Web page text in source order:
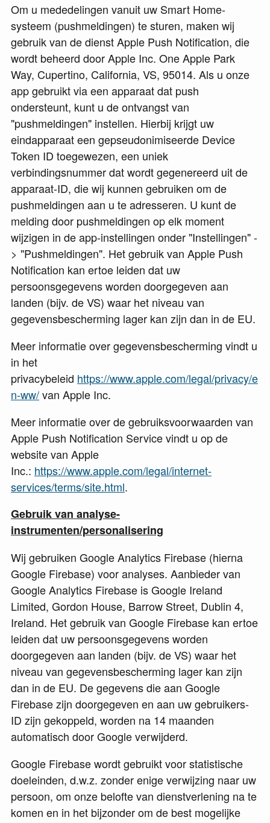
Om u mededelingen vanuit uw Smart Home-
systeem (pushmeldingen) te sturen, maken wij
gebruik van de dienst Apple Push Notification, die
wordt beheerd door Apple Inc. One Apple Park
Way, Cupertino, California, VS, 95014. Als u onze
app gebruikt via een apparaat dat push
ondersteunt, kunt u de ontvangst van
"pushmeldingen" instellen. Hierbij krijgt uw
eindapparaat een gepseudonimiseerde Device
Token ID toegewezen, een uniek
verbindingsnummer dat wordt gegenereerd uit de
apparaat-ID, die wij kunnen gebruiken om de
pushmeldingen aan u te adresseren. U kunt de
melding door pushmeldingen op elk moment
wijzigen in de app-instellingen onder "Instellingen" -
> "Pushmeldingen". Het gebruik van Apple Push
Notification kan ertoe leiden dat uw
persoonsgegevens worden doorgegeven aan
landen (bijv. de VS) waar het niveau van
gegevensbescherming lager kan zijn dan in de EU.
Meer informatie over gegevensbescherming vindt u
in het
privacybeleid https://www.apple.com/legal/privacy/e
n-ww/van Apple Inc.
Meer informatie over de gebruiksvoorwaarden van
Apple Push Notification Service vindt u op de
website van Apple
Inc.: https://www.apple.com/legal/internet-
services/terms/site.html.
Gebruik van analyse-
instrumenten/personalisering
Wij gebruiken Google Analytics Firebase (hierna
Google Firebase) voor analyses. Aanbieder van
Google Analytics Firebase is Google Ireland
Limited, Gordon House, Barrow Street, Dublin 4,
Ireland. Het gebruik van Google Firebase kan ertoe
leiden dat uw persoonsgegevens worden
doorgegeven aan landen (bijv. de VS) waar het
niveau van gegevensbescherming lager kan zijn
dan in de EU. De gegevens die aan Google
Firebase zijn doorgegeven en aan uw gebruikers-
ID zijn gekoppeld, worden na 14 maanden
automatisch door Google verwijderd.
Google Firebase wordt gebruikt voor statistische
doeleinden, d.w.z. zonder enige verwijzing naar uw
persoon, om onze belofte van dienstverlening na te
komen en in het bijzonder om de best mogelijke